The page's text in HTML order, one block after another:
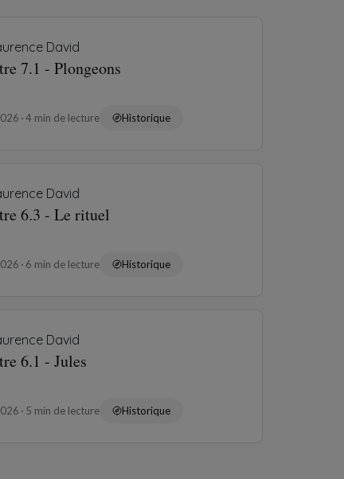
David
7.1 - Plongeons
4 min de lecture Historique
David
6.3 - Le rituel
6 min de lecture Historique
David
6.1 - Jules
5 min de lecture Historique